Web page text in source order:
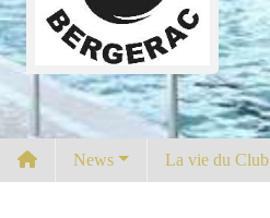
News La vie du Club